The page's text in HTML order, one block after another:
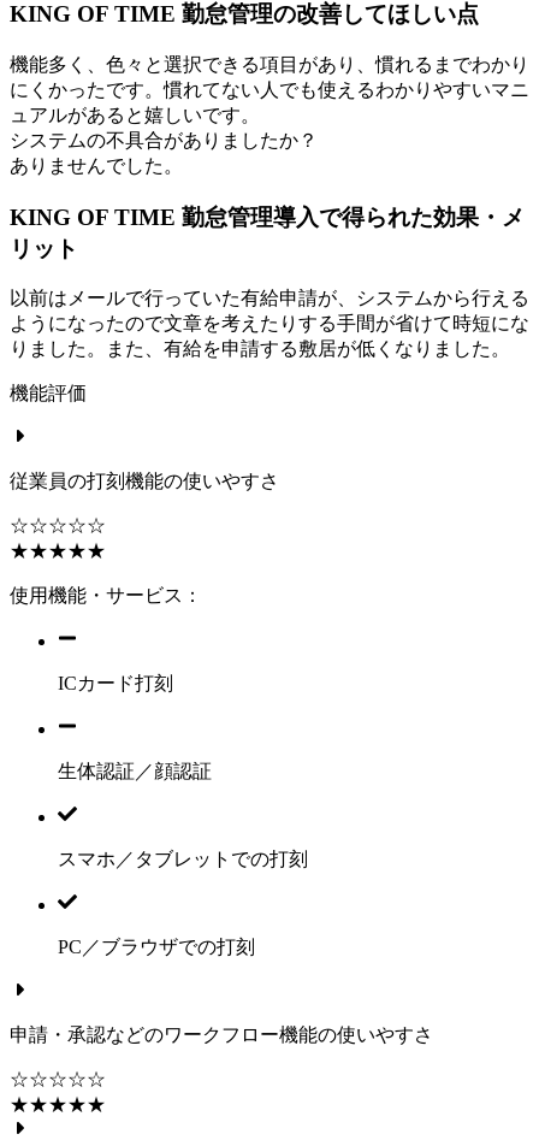
KING OF TIME 勤怠管理の改善してほしい点
機能多く、色々と選択できる項目があり、慣れるまでわかり
にくかったです。慣れてない人でも使えるわかりやすいマニ
ュアルがあると嬉しいです。
システムの不具合がありましたか？
ありませんでした。
KING OF TIME 勤怠管理導入で得られた効果・メ
リット
以前はメールで行っていた有給申請が、システムから行える
ようになったので文章を考えたりする手間が省けて時短にな
りました。また、有給を申請する敷居が低くなりました。
機能評価
従業員の打刻機能の使いやすさ
☆☆☆☆☆
★★★★★
使用機能・サービス：
ICカード打刻
生体認証／顔認証
スマホ／タブレットでの打刻
PC／ブラウザでの打刻
申請・承認などのワークフロー機能の使いやすさ
☆☆☆☆☆
★★★★★